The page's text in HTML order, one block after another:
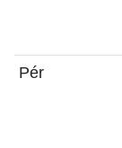
Pér